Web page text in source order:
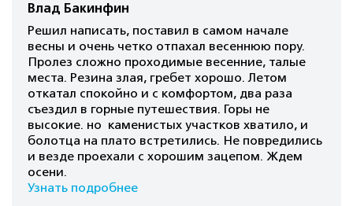
Влад Бакинфин
Решил написать, поставил в самом начале
весны и очень четко отпахал весеннюю пору.
Пролез сложно проходимые весенние, талые
места. Резина злая, гребет хорошо. Летом
откатал спокойно и с комфортом, два раза
съездил в горные путешествия. Горы не
высокие. но каменистых участков хватило, и
болотца на плато встретились. Не повредились
и везде проехали с хорошим зацепом. Ждем
осени.
Узнать подробнее